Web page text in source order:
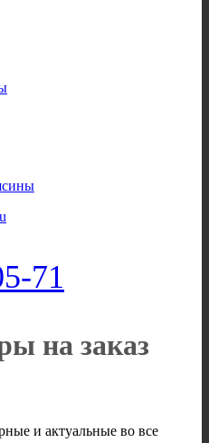
71
на заказ
и актуальные во все